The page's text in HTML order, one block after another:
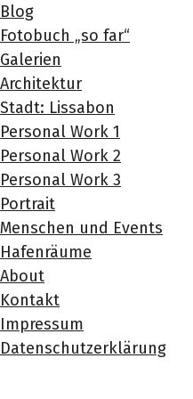
Blog
Fotobuch „so far“
Galerien
Architektur
Stadt: Lissabon
Personal Work 1
Personal Work 2
Personal Work 3
Portrait
Menschen und Events
Hafenräume
About
Kontakt
Impressum
Datenschutzerklärung